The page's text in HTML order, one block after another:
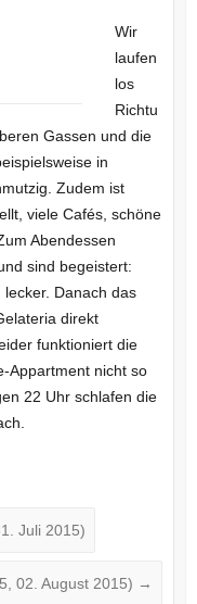
Wir
laufen
los
Richtu
Gassen und die
in
Zudem ist
viele Cafés, schöne
Abendessen
sind begeistert:
Danach das
direkt
funktioniert die
Appartment nicht so
22 Uhr schlafen die
Juli 2015)
02. August 2015) →